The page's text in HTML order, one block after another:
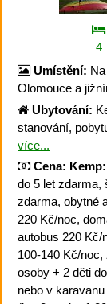
4
Umístění:
Olomouce a
Ubytování:
stanování,
více...
Cena: Kemp:
do 5 let zdarma,
zdarma, obytné
220 Kč/noc,
autobus 220
100-140 Kč/
osoby + 2 děti
nebo v